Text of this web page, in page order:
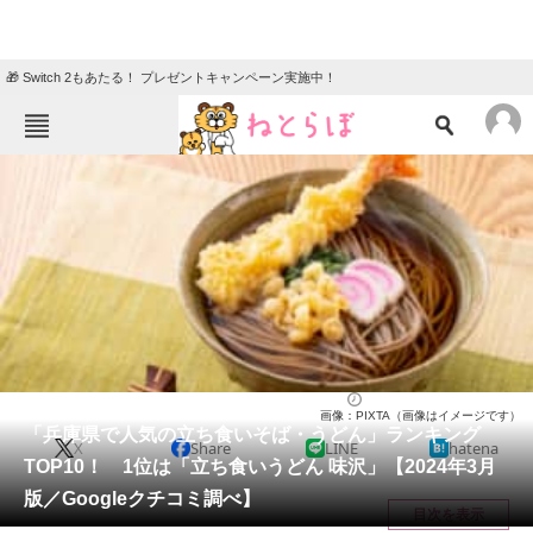
🎁 Switch 2もあたる！ プレゼントキャンペーン実施中！
ねとらぼメニュー
ニュース
クイズ
グルメ 地域
教育・育児
リサーチ
会員記事
メディア
注目記事を集めた総合ページ
「兵庫県で人気の立ち食いそば・うどん」ランキング
TOP10！ 1位は「立ち食いうどん 味沢」【2024年3月
版／Googleクチコミ調べ】
画像：PIXTA（画像はイメージです）
X Share LINE hatena
目次を表示